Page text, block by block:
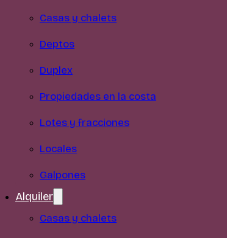
Casas y chalets
Deptos
Duplex
Propiedades en la costa
Lotes y fracciones
Locales
Galpones
Alquiler
Casas y chalets